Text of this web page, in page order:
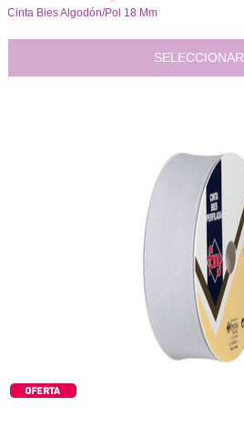
Cinta Bies Algodón/Pol 18 Mm
SELECCIONAR